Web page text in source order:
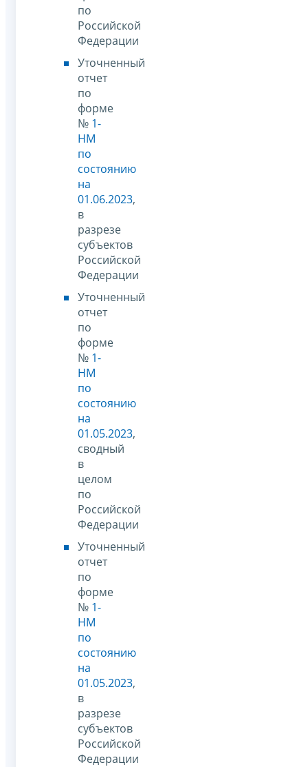
по
Российской
Федерации
Уточненный
отчет
по
форме
№ 1-
НМ
по
состоянию
на
01.06.2023,
в
разрезе
субъектов
Российской
Федерации
Уточненный
отчет
по
форме
№ 1-
НМ
по
состоянию
на
01.05.2023,
сводный
в
целом
по
Российской
Федерации
Уточненный
отчет
по
форме
№ 1-
НМ
по
состоянию
на
01.05.2023,
в
разрезе
субъектов
Российской
Федерации